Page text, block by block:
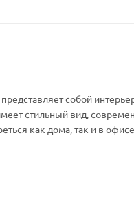
представляет собой
стильный вид,
как дома, так и в